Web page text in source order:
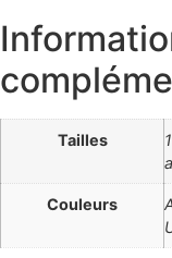
Tailles
Couleurs